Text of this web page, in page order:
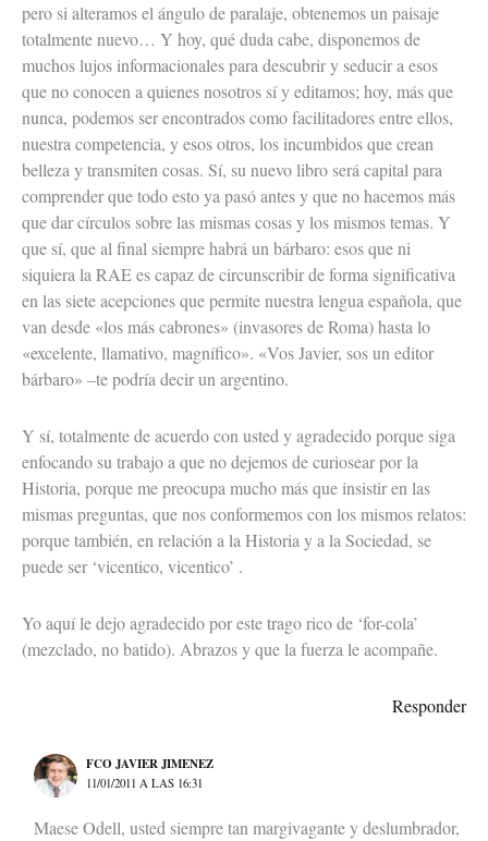
pero si alteramos el ángulo de paralaje, obtenemos un paisaje
totalmente nuevo… Y hoy, qué duda cabe, disponemos de
muchos lujos informacionales para descubrir y seducir a esos
que no conocen a quienes nosotros sí y editamos; hoy, más que
nunca, podemos ser encontrados como facilitadores entre ellos,
nuestra competencia, y esos otros, los incumbidos que crean
belleza y transmiten cosas. Sí, su nuevo libro será capital para
comprender que todo esto ya pasó antes y que no hacemos más
que dar círculos sobre las mismas cosas y los mismos temas. Y
que sí, que al final siempre habrá un bárbaro: esos que ni
siquiera la RAE es capaz de circunscribir de forma significativa
en las siete acepciones que permite nuestra lengua española, que
van desde «los más cabrones» (invasores de Roma) hasta lo
«excelente, llamativo, magnífico». «Vos Javier, sos un editor
bárbaro» –te podría decir un argentino.
Y sí, totalmente de acuerdo con usted y agradecido porque siga
enfocando su trabajo a que no dejemos de curiosear por la
Historia, porque me preocupa mucho más que insistir en las
mismas preguntas, que nos conformemos con los mismos relatos:
porque también, en relación a la Historia y a la Sociedad, se
puede ser ‘vicentico, vicentico’ .
Yo aquí le dejo agradecido por este trago rico de ‘for-cola’
(mezclado, no batido). Abrazos y que la fuerza le acompañe.
Responder
FCO JAVIER JIMENEZ
11/01/2011 A LAS 16:31
Maese Odell, usted siempre tan margivagante y deslumbrador,